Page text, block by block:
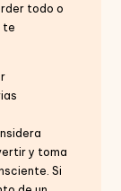
todo o
te
y toma
Si